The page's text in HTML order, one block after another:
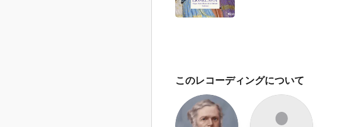
このレコーディングについて